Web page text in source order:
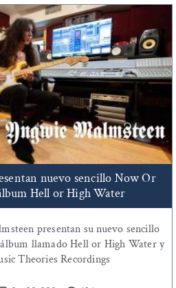
nuevo sencillo Now Or
Hell or High Water
presentan su nuevo sencillo
llamado Hell or High Water y
Theories Recordings